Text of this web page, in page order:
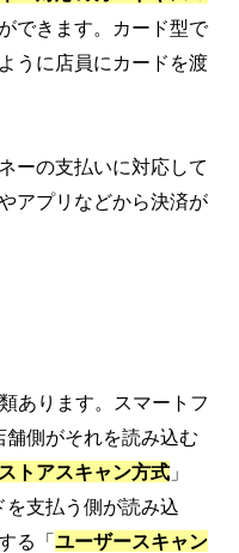
できます。カード型で
うに店員にカードを渡
ーの支払いに対応して
アプリなどから決済が
あります。スマートフ
舗側がそれを読み込む
ストアスキャン方式 」
支払う側が読み込
る「ユーザースキャン